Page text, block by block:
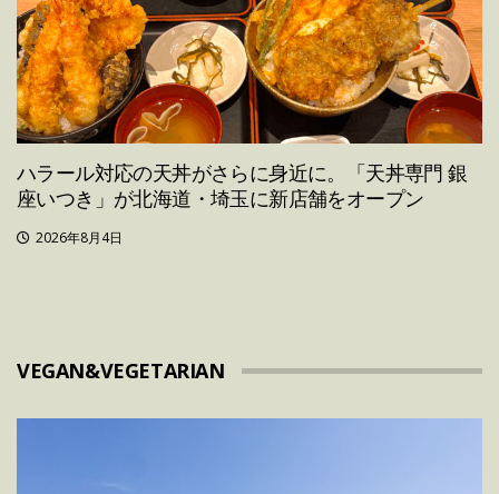
ハラール対応の天丼がさらに身近に。「天丼専門 銀
座いつき」が北海道・埼玉に新店舗をオープン
2026年8月4日
VEGAN&VEGETARIAN